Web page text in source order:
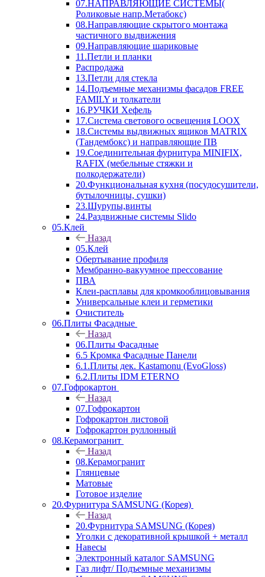
07.НАПРАВЛЯЮЩИЕ СИСТЕМЫ(
Роликовые напр.Метабокс)
08.Направляющие скрытого монтажа
частичного выдвижения
09.Направляющие шариковые
11.Петли и планки
Распродажа
13.Петли для стекла
14.Подъемные механизмы фасадов FREE
FAMILY и толкатели
16.РУЧКИ Хефель
17.Система светового освещения LOOX
18.Системы выдвижных ящиков MATRIX
(Тандембокс) и направляющие ПВ
19.Соединительная фурнитура MINIFIX,
RAFIX (мебельные стяжки и
полкодержатели)
20.Функциональная кухня (посудосушители,
бутылочницы, сушки)
23.Шурупы,винты
24.Раздвижные системы Slido
05.Клей
Назад
05.Клей
Обертывание профиля
Мембранно-вакуумное прессование
ПВА
Клеи-расплавы для кромкооблицовывания
Универсальные клеи и герметики
Очиститель
06.Плиты Фасадные
Назад
06.Плиты Фасадные
6.5 Кромка Фасадные Панели
6.1.Плиты дек. Kastamonu (EvoGloss)
6.2.Плиты IDM ETERNO
07.Гофрокартон
Назад
07.Гофрокартон
Гофрокартон листовой
Гофрокартон руллонный
08.Керамогранит
Назад
08.Керамогранит
Глянцевые
Матовые
Готовое изделие
20.Фурнитура SAMSUNG (Корея)
Назад
20.Фурнитура SAMSUNG (Корея)
Уголки с декоративной крышкой + металл
Навесы
Электронный каталог SAMSUNG
Газ лифт/ Подъемные механизмы